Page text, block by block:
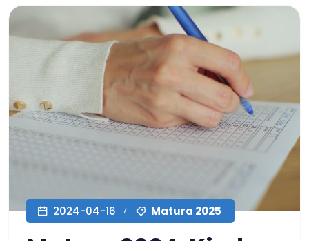
2024-04-16 Matura 2025